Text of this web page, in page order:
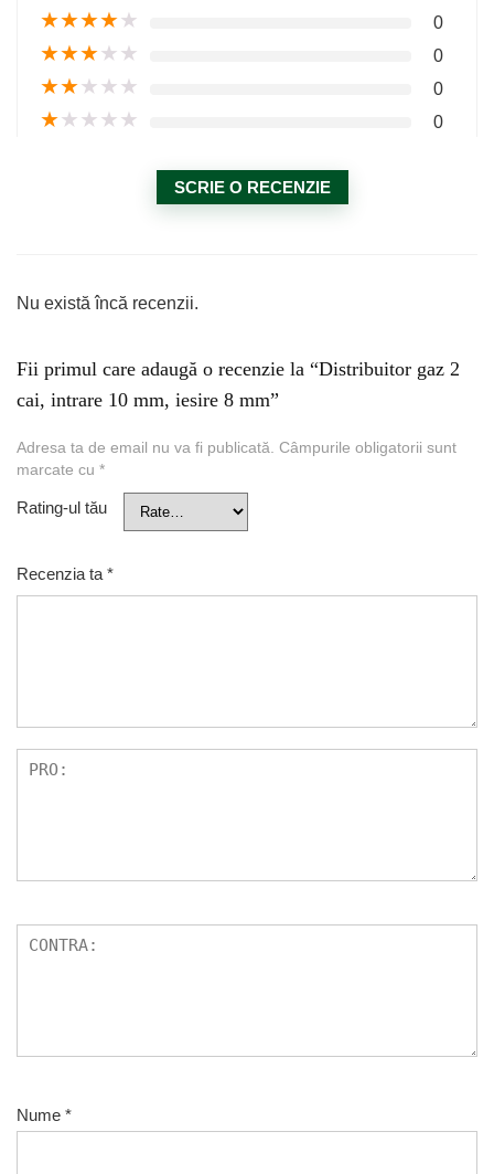
★★★★★ 0
★★★★★ 0
★★★★★ 0
★★★★★ 0
SCRIE O RECENZIE
Nu există încă recenzii.
Fii primul care adaugă o recenzie la “Distribuitor gaz 2
cai, intrare 10 mm, iesire 8 mm”
Adresa ta de email nu va fi publicată. Câmpurile obligatorii sunt
marcate cu *
Rating-ul tău
Recenzia ta *
Nume *